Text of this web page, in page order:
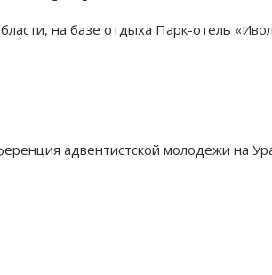
на базе отдыха Парк-отель
адвентистской молодежи на